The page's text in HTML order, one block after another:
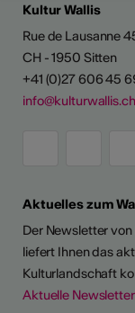
Kultur Wallis
Rue de Lausanne
CH - 1950 Sitten
+41 (0)27 606 45
info@kulturwallis.ch
Aktuelles zum
Der Newsletter
liefert Ihnen das
Kulturlandschaft
Aktuelle